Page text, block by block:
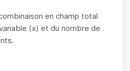
en champ total
(x) et du nombre de